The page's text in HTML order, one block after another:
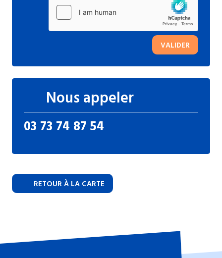
VALIDER
Nous appeler
03 73 74 87 54
RETOUR À LA CARTE